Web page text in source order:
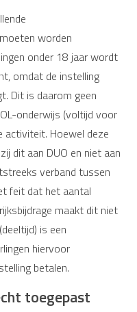
worden
onder 18 jaar wordt
omdat de instelling
Dit is daarom geen
onderwijs (voltijd voor
activiteit. Hoewel deze
dit aan DUO en niet aan
verband tussen
feit dat het aantal
maakt dit niet
is een
hiervoor
betalen.
toegepast